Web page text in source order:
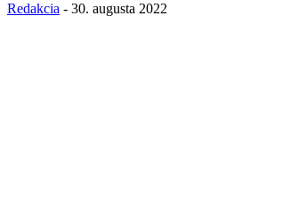
Redakcia - 30. augusta 2022